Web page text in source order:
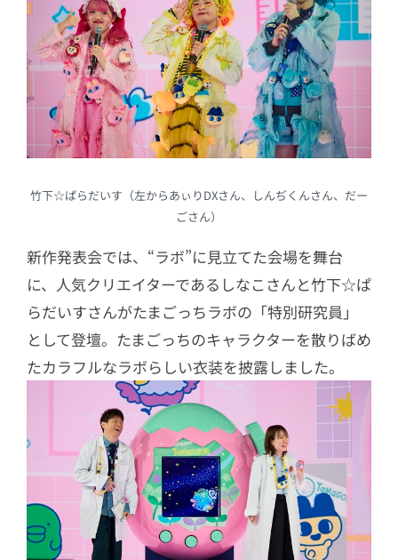
竹下☆ぱらだいす（左からあぃりDXさん、しんぢくんさん、だー
ごさん）
新作発表会では、“ラボ”に見立てた会場を舞台
に、人気クリエイターであるしなこさんと竹下☆ぱ
らだいすさんがたまごっちラボの「特別研究員」
として登壇。たまごっちのキャラクターを散りばめ
たカラフルなラボらしい衣装を披露しました。